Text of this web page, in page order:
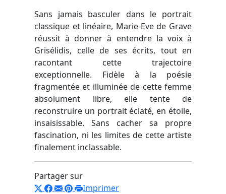
Sans jamais basculer dans le portrait
classique et linéaire, Marie-Eve de Grave
réussit à donner à entendre la voix à
Grisélidis, celle de ses écrits, tout en
racontant cette trajectoire
exceptionnelle. Fidèle à la poésie
fragmentée et illuminée de cette femme
absolument libre, elle tente de
reconstruire un portrait éclaté, en étoile,
insaisissable. Sans cacher sa propre
fascination, ni les limites de cette artiste
finalement inclassable.
Partager sur
Imprimer